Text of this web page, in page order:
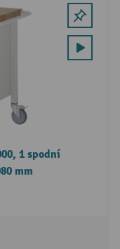
1 spodní
mm